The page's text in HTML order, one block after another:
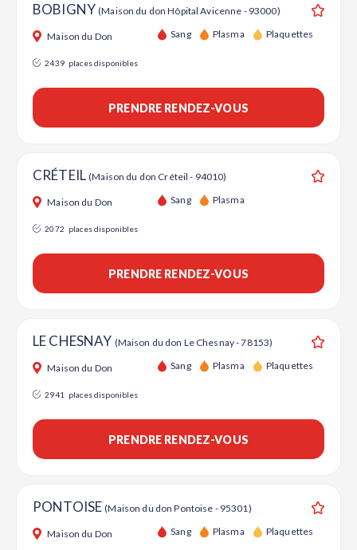
BOBIGNY(Maison du don Hôpital Avicenne - 93000)
Maison du Don Sang Plasma Plaquettes
2439 places disponibles
PRENDRE RENDEZ-VOUS
CRÉTEIL(Maison du don Créteil - 94010)
Maison du Don Sang Plasma
2072 places disponibles
PRENDRE RENDEZ-VOUS
LE CHESNAY (Maison du don Le Chesnay - 78153)
Maison du Don Sang Plasma Plaquettes
2941 places disponibles
PRENDRE RENDEZ-VOUS
PONTOISE(Maison du don Pontoise - 95301)
Maison du Don Sang Plasma Plaquettes